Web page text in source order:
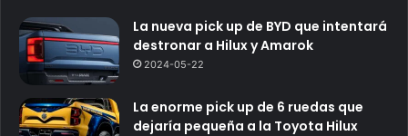
La nueva pick up de BYD que intentará
destronar a Hilux y Amarok
2024-05-22
La enorme pick up de 6 ruedas que
dejaría pequeña a la Toyota Hilux